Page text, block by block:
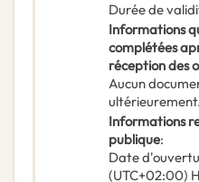
Durée de
Informations
complétées
réception des
Aucun
ultérieurement.
Informations
publique:
Date
(UTC+02:00)